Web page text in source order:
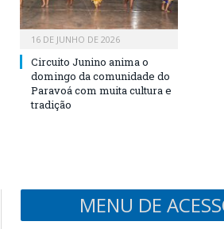
16 DE JUNHO DE 2026
Circuito Junino anima o
domingo da comunidade do
Paravoá com muita cultura e
tradição
MENU DE